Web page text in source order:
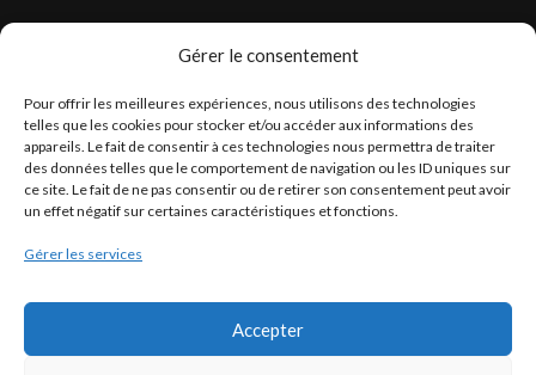
Gérer le consentement
Pour offrir les meilleures expériences, nous utilisons des technologies
telles que les cookies pour stocker et/ou accéder aux informations des
appareils. Le fait de consentir à ces technologies nous permettra de traiter
des données telles que le comportement de navigation ou les ID uniques sur
ce site. Le fait de ne pas consentir ou de retirer son consentement peut avoir
un effet négatif sur certaines caractéristiques et fonctions.
Gérer les services
Accepter
Législation Gasoil Fioul GNR
Législation Essence
Législation Adblue
Législation Eau
Législation Lubrifiant
Législation Phytosanitaire